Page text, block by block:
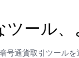
ツール
号通貨取引ツール